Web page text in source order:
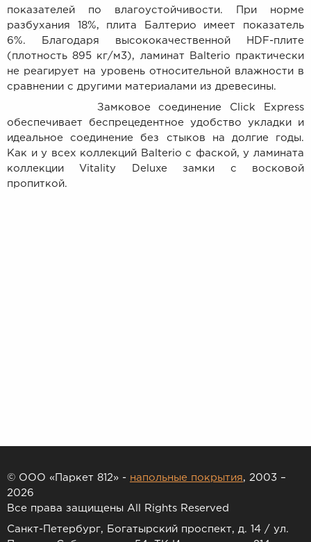
показателей по влагоустойчивости. При норме
разбухания 18%, плита Балтерио имеет показатель
6%. Благодаря высококачественной HDF-плите
(плотность 895 кг/м3), ламинат Balterio практически
не реагирует на уровень относительной влажности в
сравнении с другими материалами из древесины.
Замковое соединение Click Express
обеспечивает беспрецедентное удобство укладки и
идеальное соединение без стыков на долгие годы.
Как и у всех коллекций Balterio с фаской, у ламината
коллекции Vitality Deluxe замки с восковой
пропиткой.
© ООО «Паркет 812» - напольные покрытия, 2003 –
2026
Все права защищены All Rights Reserved
Санкт-Петербург, Богатырский проспект, д. 14 / ул.